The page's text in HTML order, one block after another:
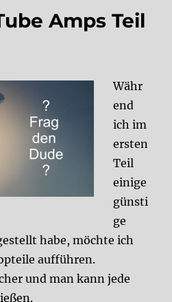
Amps Teil
Währ
end
ich im
ersten
Teil
einige
günsti
ge
habe, möchte ich
aufführen.
und man kann jede